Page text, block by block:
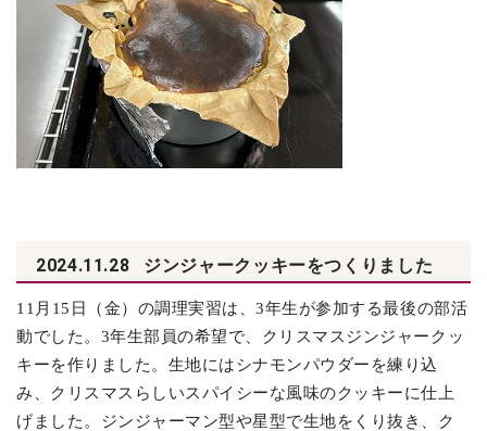
2024.11.28 ジンジャークッキーをつくりました
11 月15日（金）の調理実習は、3年生が参加する最後の部活
動でした。3年生部員の希望で、クリスマスジンジャークッ
キーを作りました。生地にはシナモンパウダーを練り込
み、クリスマスらしいスパイシーな風味のクッキーに仕上
げました。ジンジャーマン型や星型で生地をくり抜き、ク